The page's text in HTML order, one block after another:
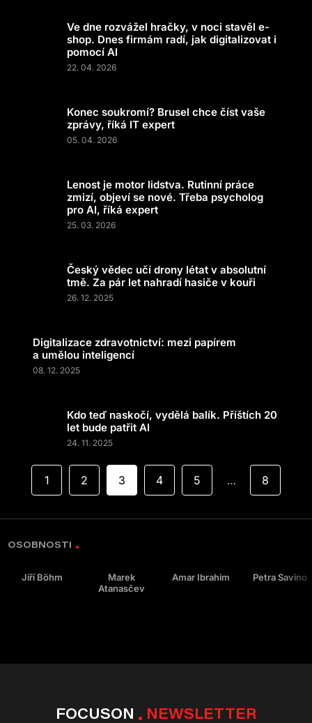
Ve dne rozvážel hračky, v noci stavěl e-
shop. Dnes firmám radí, jak digitalizovat i
pomocí AI
22. 04. 2026
Konec soukromí? Brusel chce číst vaše
zprávy, říká IT expert
05. 04. 2026
Lenost je motor lidstva. Rutinní práce
zmizí, objeví se nové. Třeba psycholog
pro AI, říká expert
25. 03. 2026
Český vědec učí drony létat v absolutní
tmě. Za pár let nahradí hasiče v kouři
26. 12. 2025
Digitalizace zdravotnictví: mezi papírem
a umělou inteligencí
08. 12. 2025
Kdo teď naskočí, vydělá balík. Příštích 20
let bude patřit AI
24. 11. 2025
1 2 3 4 5 … 8
OSOBNOSTI
Jiří Böhm
Marek
Atanasčev
Amar Ibrahim Petra Savino
FOCUSON NEWSLETTER